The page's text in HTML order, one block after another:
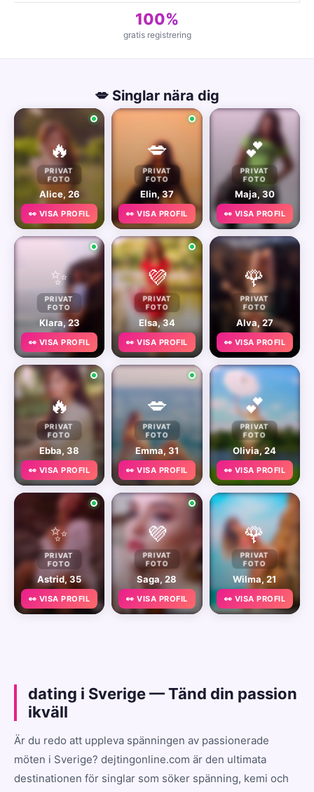
100%
gratis registrering
💋 Singlar nära dig
🔥
PRIVAT
FOTO
Alice, 26
👀 VISA PROFIL
💋
PRIVAT
FOTO
Elin, 37
👀 VISA PROFIL
💕
PRIVAT
FOTO
Maja, 30
👀 VISA PROFIL
✨
PRIVAT
FOTO
Klara, 23
👀 VISA PROFIL
💜
PRIVAT
FOTO
Elsa, 34
👀 VISA PROFIL
🌹
PRIVAT
FOTO
Alva, 27
👀 VISA PROFIL
🔥
PRIVAT
FOTO
Ebba, 38
👀 VISA PROFIL
💋
PRIVAT
FOTO
Emma, 31
👀 VISA PROFIL
💕
PRIVAT
FOTO
Olivia, 24
👀 VISA PROFIL
✨
PRIVAT
FOTO
Astrid, 35
👀 VISA PROFIL
💜
PRIVAT
FOTO
Saga, 28
👀 VISA PROFIL
🌹
PRIVAT
FOTO
Wilma, 21
👀 VISA PROFIL
dating i Sverige — Tänd din passion
ikväll
Är du redo att uppleva spänningen av passionerade
möten i Sverige? dejtingonline.com är den ultimata
destinationen för singlar som söker spänning, kemi och